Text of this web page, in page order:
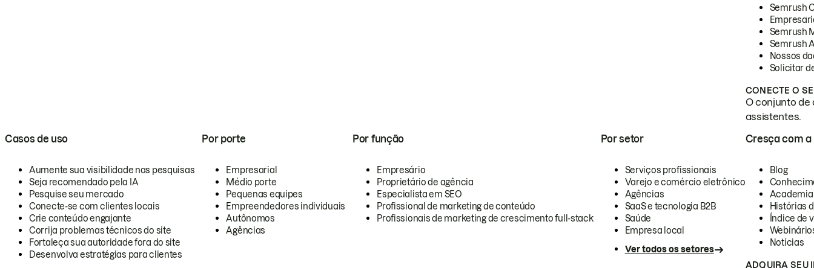
Semrush
Semrush
Semrush
Nossos
Solicitar
CONECTE O
O conjunto de
assistentes.
Casos de uso
Aumente sua visibilidade nas pesquisas
Seja recomendado pela IA
Pesquise seu mercado
Conecte-se com clientes locais
Crie conteúdo engajante
Corrija problemas técnicos do site
Fortaleça sua autoridade fora do site
Desenvolva estratégias para clientes
Por porte
Empresarial
Médio porte
Pequenas equipes
Empreendedores individuais
Autônomos
Agências
Por função
Empresário
Proprietário de agência
Especialista em SEO
Profissional de marketing de conteúdo
Profissionais de marketing de crescimento full-stack
Por setor
Serviços profissionais
Varejo e comércio eletrônico
Agências
SaaS e tecnologia B2B
Saúde
Empresa local
Ver todos os setores
Cresça com a
Blog
Academia
Histórias
Índice de
Notícias
ADQUIRA SEU